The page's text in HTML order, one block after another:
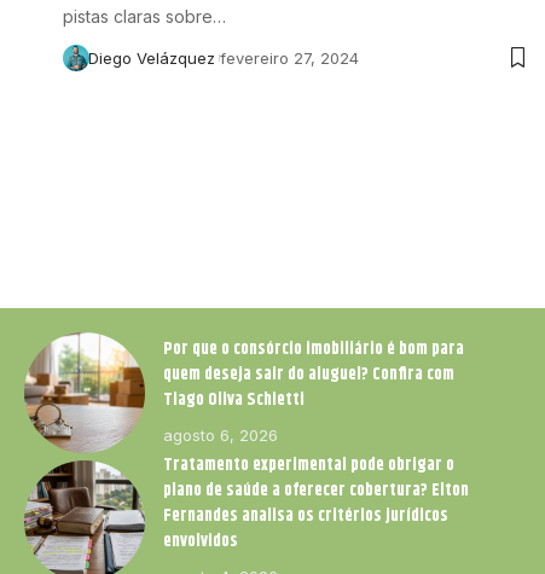
pistas claras sobre…
Diego Velázquez fevereiro 27, 2024
Por que o consórcio imobiliário é bom para
quem deseja sair do aluguel? Confira com
Tiago Oliva Schietti
agosto 6, 2026
Tratamento experimental pode obrigar o
plano de saúde a oferecer cobertura? Elton
Fernandes analisa os critérios jurídicos
envolvidos